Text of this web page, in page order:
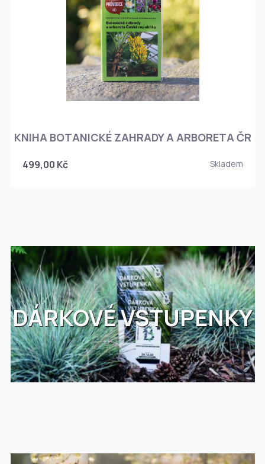
KNIHA BOTANICKÉ ZAHRADY A ARBORETA ČR
499,00 Kč Skladem
DÁRKOVÉ VSTUPENKY